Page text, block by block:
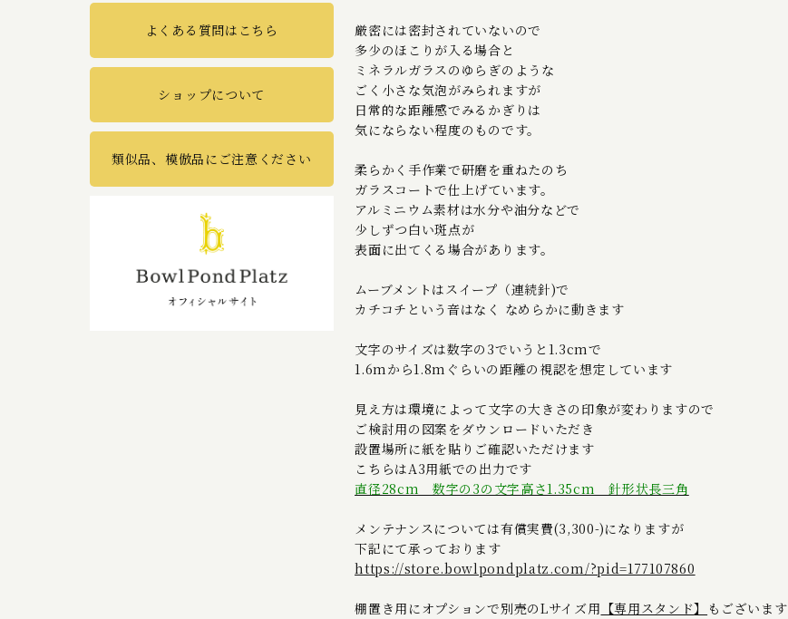
厳密には密封されていないので
多少のほこりが入る場合と
ミネラルガラスのゆらぎのような
ごく小さな気泡がみられますが
日常的な距離感でみるかぎりは
気にならない程度のものです。
柔らかく手作業で研磨を重ねたのち
ガラスコートで仕上げています。
アルミニウム素材は水分や油分などで
少しずつ白い斑点が
表面に出てくる場合があります。
ムーブメントはスイープ（連続針)で
カチコチという音はなく なめらかに動きます
文字のサイズは数字の3でいうと1.3cmで
1.6mから1.8mぐらいの距離の視認を想定しています
見え方は環境によって文字の大きさの印象が変わりますので
ご検討用の図案をダウンロードいただき
設置場所に紙を貼りご確認いただけます
こちらはA3用紙での出力です
直径28cm 数字の3の文字高さ1.35cm 針形状長三角
メンテナンスについては有償実費(3,300-)になりますが
下記にて承っております
https://store.bowlpondplatz.com/?pid=177107860
棚置き用にオプションで別売のLサイズ用 【専用スタンド】 もございます
よくある質問はこちら
ショップについて
類似品、模倣品にご注意ください